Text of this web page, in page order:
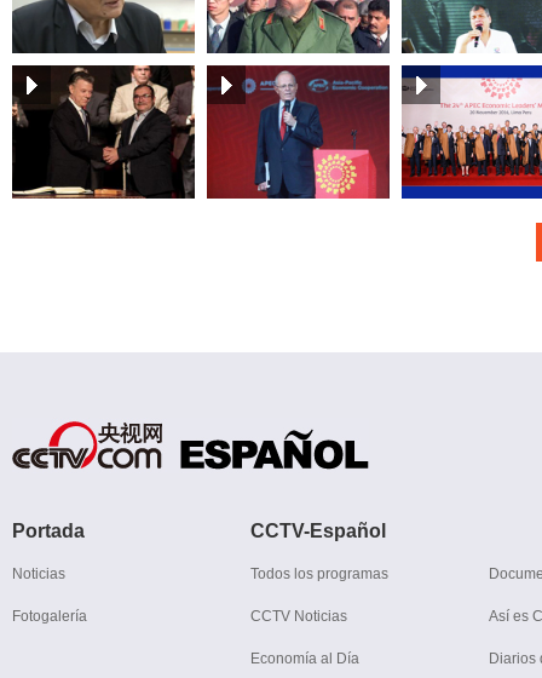
Portada
Noticias
Fotogalería
CCTV-Español
Todos los programas
CCTV Noticias
Economía al Día
Así es
Diarios